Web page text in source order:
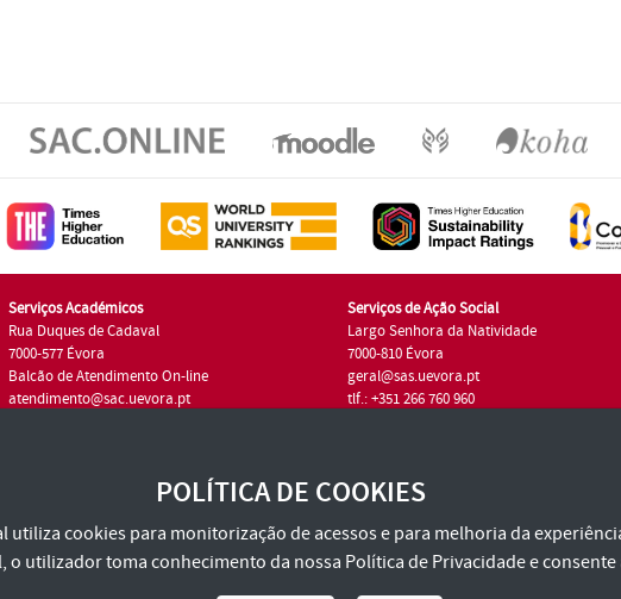
Serviços Académicos
Rua Duques de Cadaval
7000-577 Évora
Balcão de Atendimento On-line
atendimento@sac.uevora.pt
Serviços de Ação Social
Largo Senhora da Natividade
7000-810 Évora
geral@sas.uevora.pt
tlf.: +351 266 760 960
POLÍTICA DE COOKIES
utiliza cookies para monitorização de acessos e para melhoria da
o utilizador toma conhecimento da nossa Política de Privacidadee